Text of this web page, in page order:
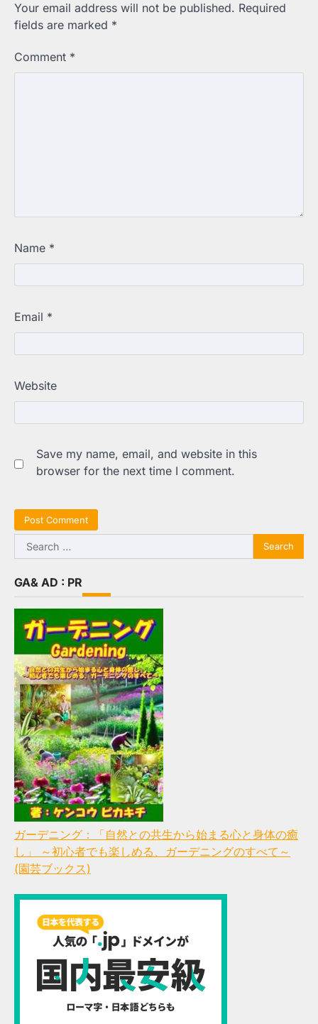
Your email address will not be published. Required
fields are marked *
Comment *
Name *
Email *
Website
Save my name, email, and website in this
browser for the next time I comment.
Search
for:
GA& AD : PR
ガーデニング：「自然との共生から始まる心と身体の癒
し」 ～初心者でも楽しめる、ガーデニングのすべて～
(園芸ブックス)